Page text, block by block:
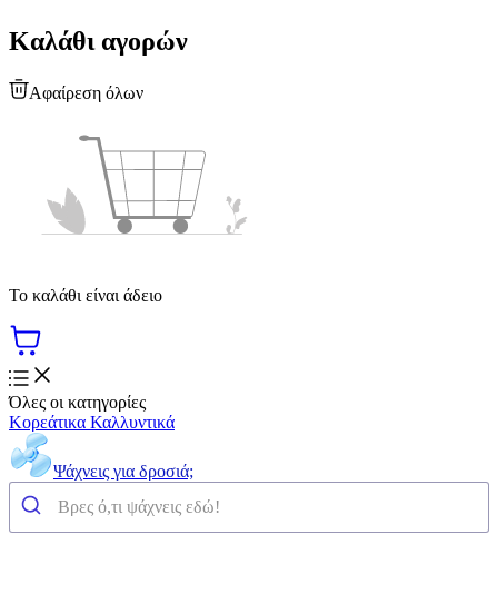
Καλάθι αγορών
Αφαίρεση όλων
Το καλάθι είναι άδειο
Όλες οι κατηγορίες
Κορεάτικα Καλλυντικά
Ψάχνεις για δροσιά;